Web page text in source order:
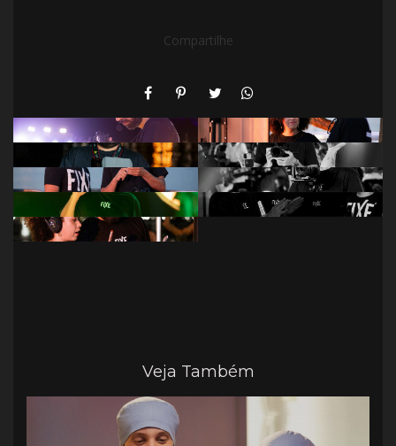
Compartilhe
Veja Também